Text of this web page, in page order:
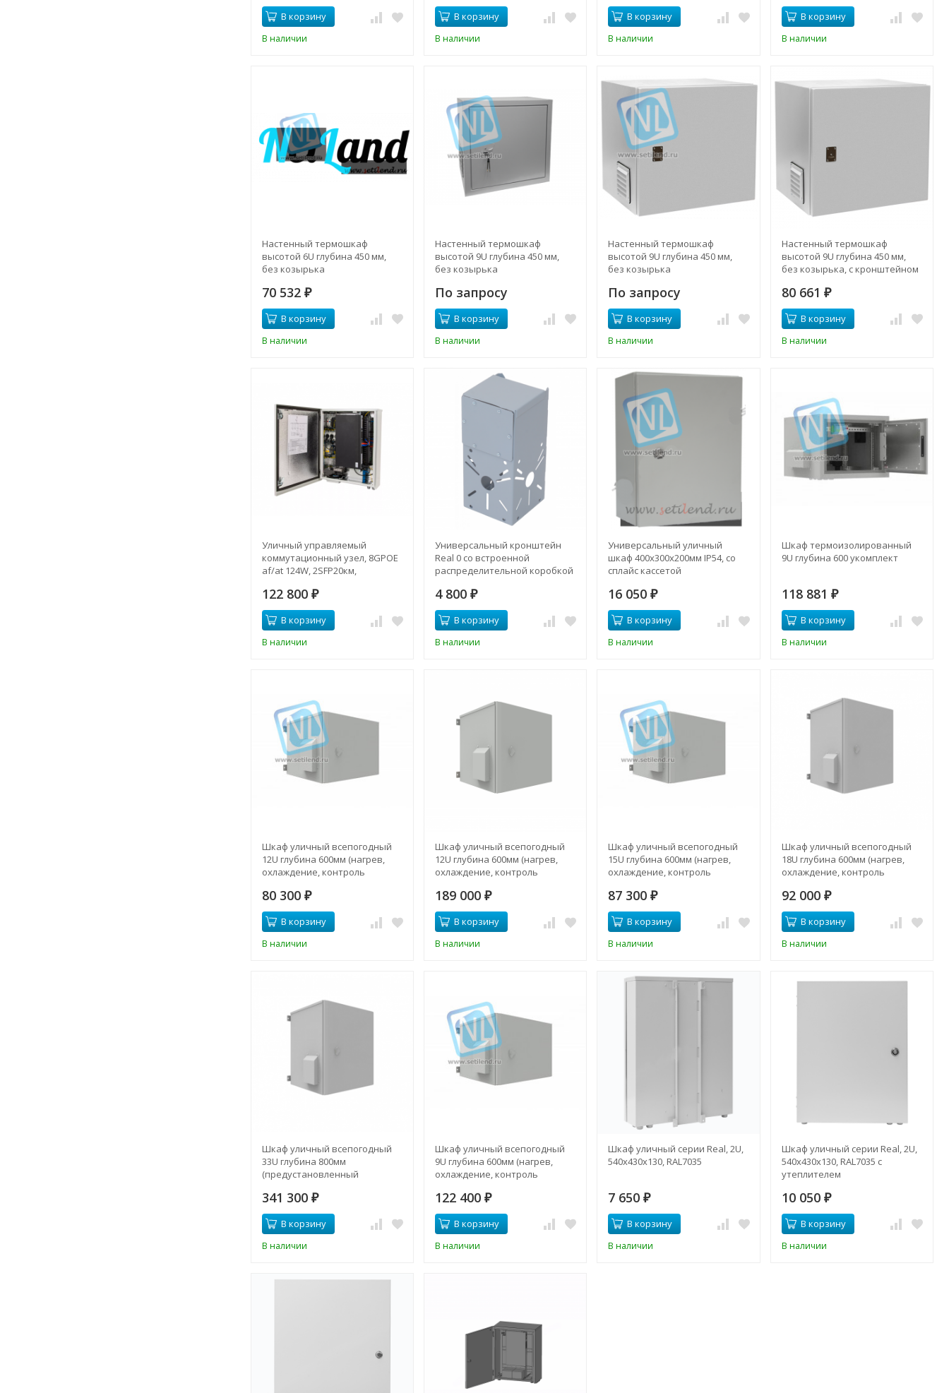
В корзину
В наличии
В корзину
В наличии
В корзину
В наличии
В корзину
В наличии
Настенный термошкаф
высотой 6U глубина 450 мм,
без козырька
70 532 ₽
В корзину
В наличии
Настенный термошкаф
высотой 9U глубина 450 мм,
без козырька
По запросу
В корзину
В наличии
Настенный термошкаф
высотой 9U глубина 450 мм,
без козырька
По запросу
В корзину
В наличии
Настенный термошкаф
высотой 9U глубина 450 мм,
без козырька, с кронштейном
80 661 ₽
В корзину
В наличии
Уличный управляемый
коммутационный узел, 8GPOE
af/at 124W, 2SFP20км,
У2 ГОСТ 15150
122 800 ₽
В корзину
В наличии
Универсальный кронштейн
Real 0 со встроенной
распределительной коробкой
4 800 ₽
В корзину
В наличии
Универсальный уличный
шкаф 400x300x200мм IP54, со
сплайс кассетой
16 050₽
В корзину
В наличии
Шкаф термоизолированный
9U глубина 600 укомплект
118 881 ₽
В корзину
В наличии
Шкаф уличный всепогодный
12U глубина 600мм (нагрев,
охлаждение, контроль
80 300 ₽
В корзину
В наличии
Шкаф уличный всепогодный
12U глубина 600мм (нагрев,
охлаждение, контроль
мониторинг), комплект №1
189 000 ₽
В корзину
В наличии
Шкаф уличный всепогодный
15U глубина 600мм (нагрев,
охлаждение, контроль
87 300₽
В корзину
В наличии
Шкаф уличный всепогодный
18U глубина 600мм (нагрев,
охлаждение, контроль
92 000 ₽
В корзину
В наличии
Шкаф уличный всепогодный
33U глубина 800мм
(предустановленный
разборные стенки)
341 300 ₽
В корзину
В наличии
Шкаф уличный всепогодный
9U глубина 600мм (нагрев,
охлаждение, контроль
122 400 ₽
В корзину
В наличии
Шкаф уличный серии Real, 2U,
540х430х130, RAL7035
7 650₽
В корзину
В наличии
Шкаф уличный серии Real, 2U,
540х430х130, RAL7035 с
утеплителем
10 050 ₽
В корзину
В наличии